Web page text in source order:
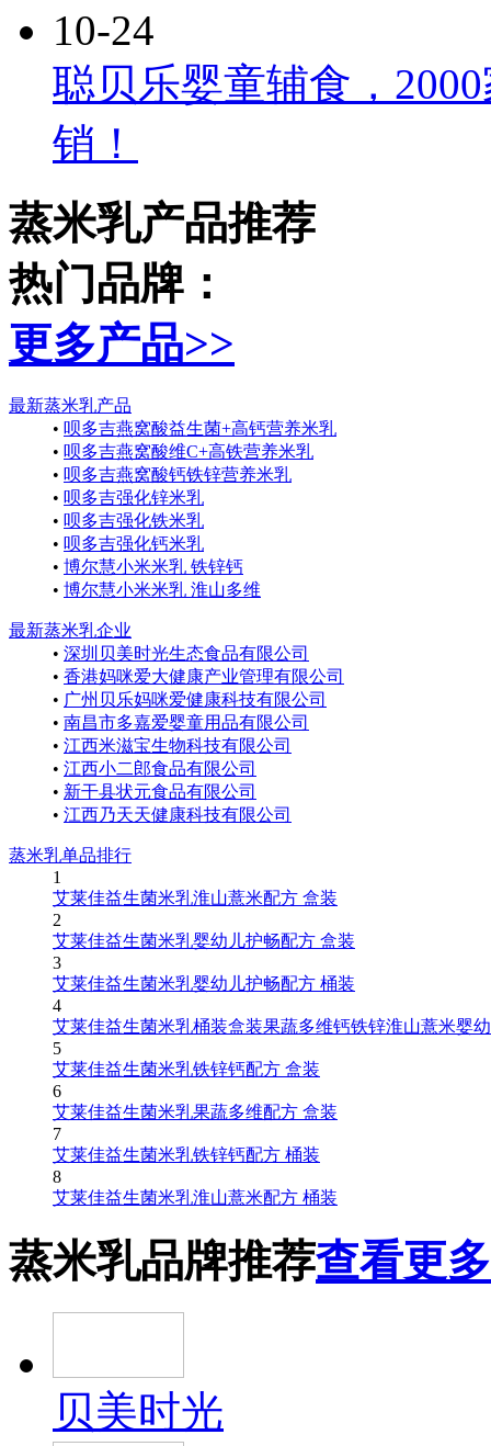
10-24
聪贝乐婴童辅食，
销！
蒸米乳产品推荐
热门品牌：
更多产品>>
最新蒸米乳产品
• 呗多吉燕窝酸益生菌+高钙营养米乳
• 呗多吉燕窝酸维C+高铁营养米乳
• 呗多吉燕窝酸钙铁锌营养米乳
• 呗多吉强化锌米乳
• 呗多吉强化铁米乳
• 呗多吉强化钙米乳
• 博尔慧小米米乳 铁锌钙
• 博尔慧小米米乳 淮山多维
最新蒸米乳企业
• 深圳贝美时光生态食品有限公司
• 香港妈咪爱大健康产业管理有限公司
• 广州贝乐妈咪爱健康科技有限公司
• 南昌市多嘉爱婴童用品有限公司
• 江西米滋宝生物科技有限公司
• 江西小二郎食品有限公司
• 新干县状元食品有限公司
• 江西乃天天健康科技有限公司
蒸米乳单品排行
1
艾莱佳益生菌米乳淮山薏米配方 盒装
2
艾莱佳益生菌米乳婴幼儿护畅配方 盒装
3
艾莱佳益生菌米乳婴幼儿护畅配方 桶装
4
艾莱佳益生菌米乳桶装盒装果蔬多维钙铁锌淮山薏米婴
5
艾莱佳益生菌米乳铁锌钙配方 盒装
6
艾莱佳益生菌米乳果蔬多维配方 盒装
7
艾莱佳益生菌米乳铁锌钙配方 桶装
8
艾莱佳益生菌米乳淮山薏米配方 桶装
蒸米乳品牌推荐查看更多
贝美时光